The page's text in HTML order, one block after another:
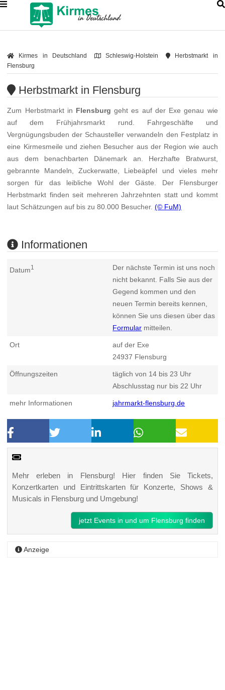
Kirmes in Deutschland Schleswig-Holstein
Herbstmarkt in
Flensburg
Herbstmarkt in Flensburg
Zum Herbstmarkt in Flensburg geht es auf der Exe genau wie
auf dem Frühjahrsmarkt rund. Fahrgeschäfte und
Vergnügungsbuden der Schausteller verwandeln den Festplatz in
eine Kirmesmeile und ziehen Besucher aus der Region wie auch
aus dem benachbarten Dänemark an. Herzhafte Bratwurst,
gebrannte Mandeln, Zuckerwatte, Liebeäpfel und vieles mehr
sorgen für das leibliche Wohl der Gäste. Der Flensburger
Herbstmarkt finden seit mehreren Jahrzehnten statt und kommt
laut Schätzungen auf bis zu 80.000 Besucher.(© FuM)
Informationen
Datum1
Der nächste Termin ist uns noch
nicht bekannt. Falls Sie aus der
Gegend kommen und den
neuen Termin bereits kennen,
können Sie uns diesen über das
Formular mitteilen.
Ort
auf der Exe
24937 Flensburg
Öffnungszeiten
täglich von 14 bis 23 Uhr
Abschlusstag nur bis 22 Uhr
mehr Informationen jahrmarkt-flensburg.de
Mehr erleben in Flensburg! Hier finden Sie Tickets,
Konzertkarten und Eintrittskarten für Konzerte, Shows &
Musicals in Flensburg und Umgebung!
jetzt Events in und um Flensburg finden
Anzeige